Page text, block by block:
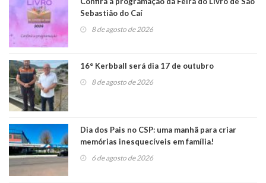
Sebastião do Caí
8 de agosto de 2026
16° Kerbball será dia 17 de outubro
8 de agosto de 2026
Dia dos Pais no CSP: uma manhã para criar
memórias inesquecíveis em família!
6 de agosto de 2026